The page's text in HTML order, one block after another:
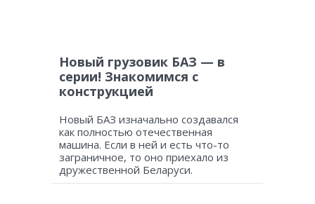
Новый грузовик БАЗ — в
серии! Знакомимся с
конструкцией
Новый БАЗ изначально создавался
как полностью отечественная
машина. Если в ней и есть что-то
заграничное, то оно приехало из
дружественной Беларуси.